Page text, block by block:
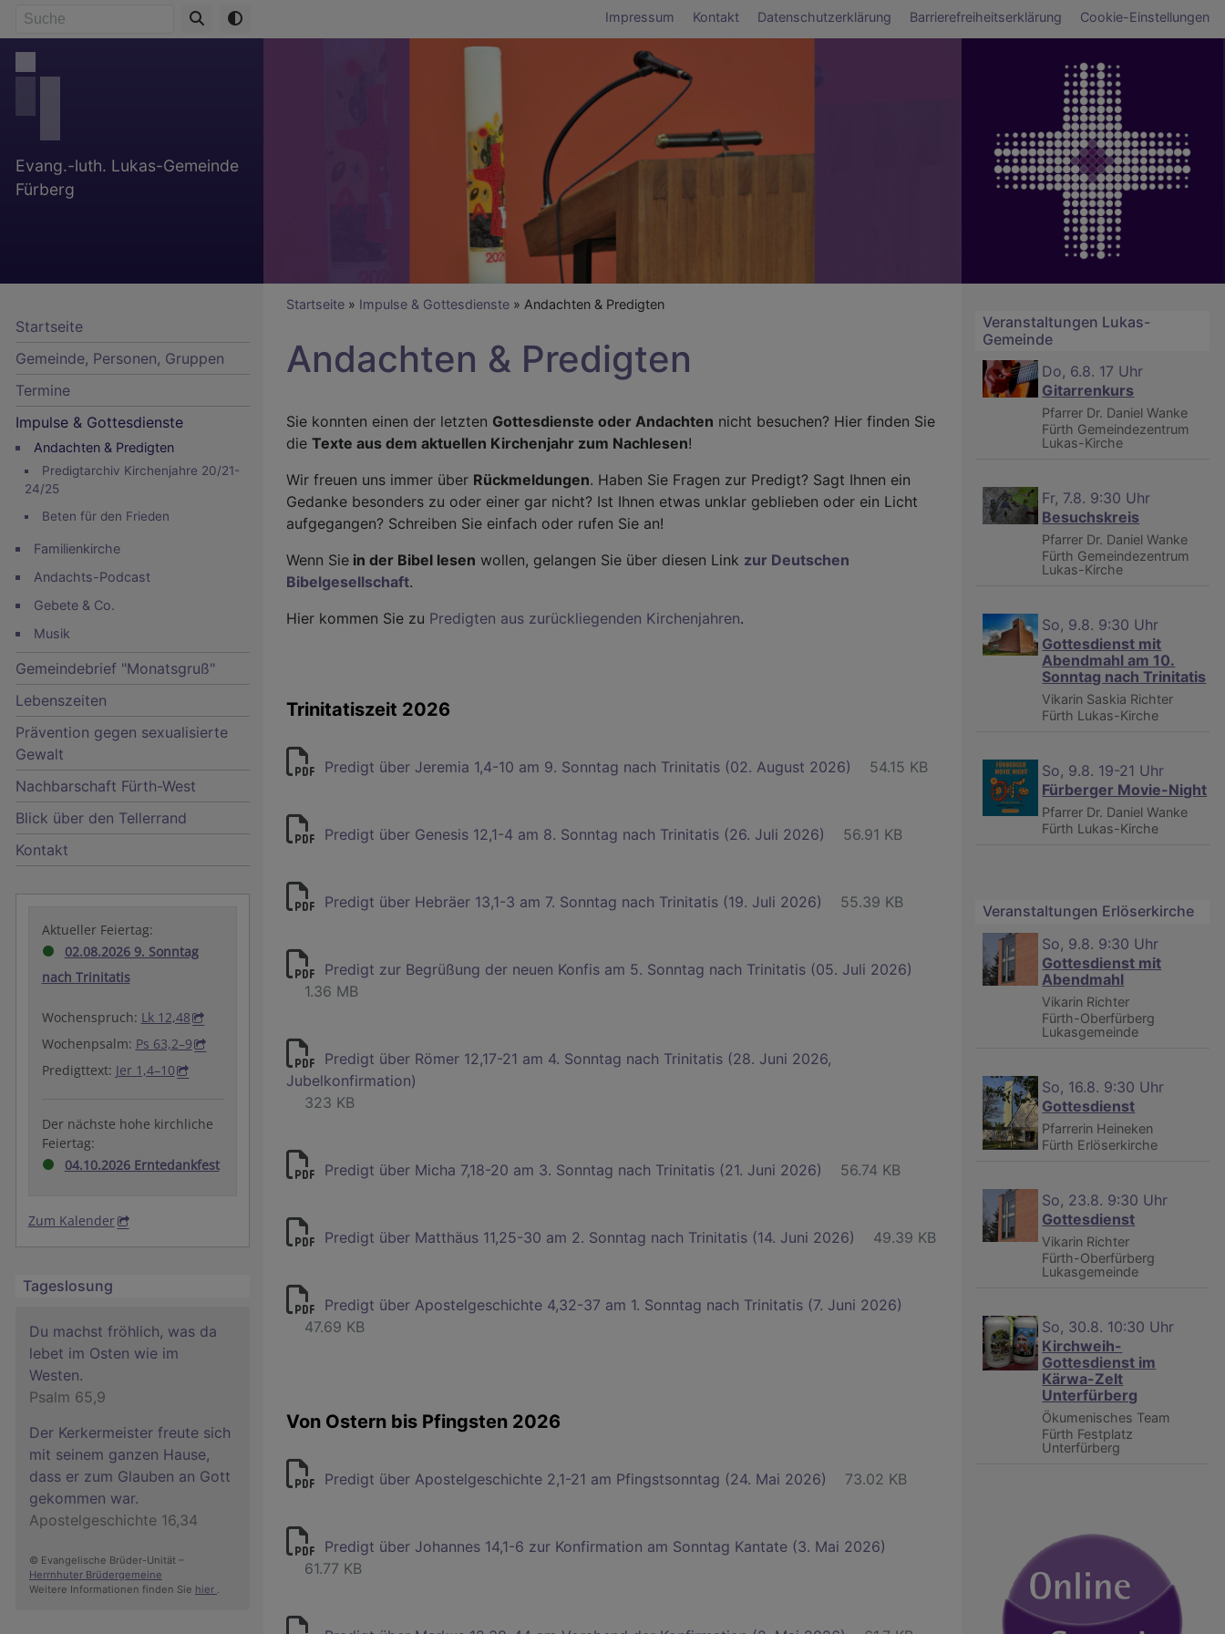
Direkt
Inhalt
Fußbereichsmenü
Impressum Kontakt Datenschutzerklärung Barrierefreiheitserklärung Cookie-Einstellungen
Evang.-luth. Lukas-Gemeinde
Fürberg
Hauptnavigation
Startseite
Gemeinde, Personen, Gruppen
Termine
Impulse & Gottesdienste
Andachten & Predigten
Predigtarchiv Kirchenjahre 20/21-
24/25
Beten für den Frieden
Familienkirche
Andachts-Podcast
Gebete & Co.
Musik
Gemeindebrief "Monatsgruß"
Lebenszeiten
Prävention gegen sexualisierte
Gewalt
Nachbarschaft Fürth-West
Blick über den Tellerrand
Kontakt
Aktueller Feiertag:
02.08.2026 9. Sonntag
nach Trinitatis
Wochenspruch: Lk 12,48
Wochenpsalm: Ps 63,2–9
Predigttext: Jer 1,4–10
Der nächste hohe kirchliche
Feiertag:
04.10.2026 Erntedankfest
Zum Kalender
Tageslosung
Du machst fröhlich, was da
lebet im Osten wie im
Westen.
Psalm 65,9
Der Kerkermeister freute sich
mit seinem ganzen Hause,
dass er zum Glauben an Gott
gekommen war.
Apostelgeschichte 16,34
© Evangelische Brüder-Unität –
Herrnhuter Brüdergemeine
Weitere Informationen finden Sie hier .
Breadcrumb
Startseite Impulse & Gottesdienste Andachten & Predigten
Andachten & Predigten
Sie konnten einen der letzten Gottesdienste oder Andachten nicht besuchen? Hier finden Sie
dieTexte aus dem aktuellen Kirchenjahr zum Nachlesen!
Wir freuen uns immer über Rückmeldungen. Haben Sie Fragen zur Predigt? Sagt Ihnen ein
Gedanke besonders zu oder einer gar nicht? Ist Ihnen etwas unklar geblieben oder ein Licht
aufgegangen? Schreiben Sie einfach oder rufen Sie an!
Wenn Sie in der Bibel lesen wollen, gelangen Sie über diesen Link zur Deutschen
Bibelgesellschaft.
Hier kommen Sie zu Predigten aus zurückliegenden Kirchenjahren.
Trinitatiszeit 2026
Predigt über Jeremia 1,4-10 am 9. Sonntag nach Trinitatis (02. August 2026) 54.15 KB
Predigt über Genesis 12,1-4 am 8. Sonntag nach Trinitatis (26. Juli 2026) 56.91 KB
Predigt über Hebräer 13,1-3 am 7. Sonntag nach Trinitatis (19. Juli 2026) 55.39 KB
Predigt zur Begrüßung der neuen Konfis am 5. Sonntag nach Trinitatis (05. Juli 2026)
1.36 MB
Predigt über Römer 12,17-21 am 4. Sonntag nach Trinitatis (28. Juni 2026,
Jubelkonfirmation)
323 KB
Predigt über Micha 7,18-20 am 3. Sonntag nach Trinitatis (21. Juni 2026) 56.74 KB
Predigt über Matthäus 11,25-30 am 2. Sonntag nach Trinitatis (14. Juni 2026) 49.39 KB
Predigt über Apostelgeschichte 4,32-37 am 1. Sonntag nach Trinitatis (7. Juni 2026)
47.69 KB
Von Ostern bis Pfingsten 2026
Predigt über Apostelgeschichte 2,1-21 am Pfingstsonntag (24. Mai 2026) 73.02 KB
Predigt über Johannes 14,1-6 zur Konfirmation am Sonntag Kantate (3. Mai 2026)
61.77 KB
Veranstaltungen Lukas-
Gemeinde
Do, 6.8. 17 Uhr
Gitarrenkurs
Pfarrer Dr. Daniel Wanke
Fürth Gemeindezentrum
Lukas-Kirche
Fr, 7.8. 9:30 Uhr
Besuchskreis
Pfarrer Dr. Daniel Wanke
Fürth Gemeindezentrum
Lukas-Kirche
So, 9.8. 9:30 Uhr
Gottesdienst mit
Abendmahl am 10.
Sonntag nach Trinitatis
Vikarin Saskia Richter
Fürth Lukas-Kirche
So, 9.8. 19-21 Uhr
Fürberger Movie-Night
Pfarrer Dr. Daniel Wanke
Fürth Lukas-Kirche
Veranstaltungen Erlöserkirche
So, 9.8. 9:30 Uhr
Gottesdienst mit
Abendmahl
Vikarin Richter
Fürth-Oberfürberg
Lukasgemeinde
So, 16.8. 9:30 Uhr
Gottesdienst
Pfarrerin Heineken
Fürth Erlöserkirche
So, 23.8. 9:30 Uhr
Gottesdienst
Vikarin Richter
Fürth-Oberfürberg
Lukasgemeinde
So, 30.8. 10:30 Uhr
Kirchweih-
Gottesdienst im
Kärwa-Zelt
Unterfürberg
Ökumenisches Team
Fürth Festplatz
Unterfürberg